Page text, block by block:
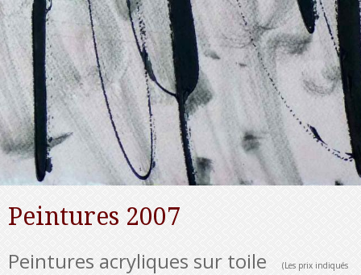
Peintures 2007
Peintures acryliques sur toile
(Les prix indiqués